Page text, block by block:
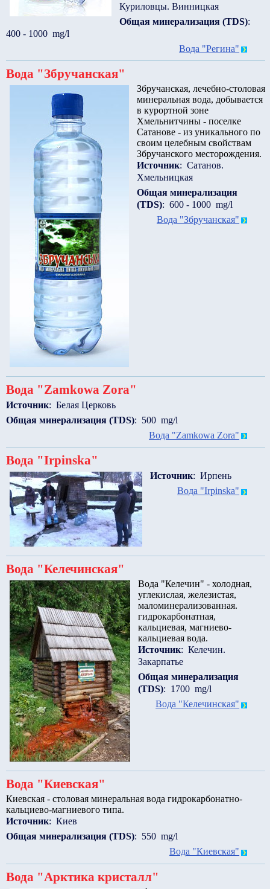
Куриловцы. Винницкая
Общая минерализация (TDS):
400 - 1000 mg/l
Вода "Регина"
Вода "Збручанская"
Збручанская, лечебно-столовая
минеральная вода, добывается
в курортной зоне
Хмельнитчины - поселке
Сатанове - из уникального по
своим целебным свойствам
Збручанского месторождения.
Источник: Сатанов.
Хмельницкая
Общая минерализация
(TDS): 600 - 1000 mg/l
Вода "Збручанская"
Вода "Zamkowa Zora"
Источник: Белая Церковь
Общая минерализация (TDS): 500 mg/l
Вода "Zamkowa Zora"
Вода "Irpinska"
Источник: Ирпень
Вода "Irpinska"
Вода "Келечинская"
Вода "Келечин" - холодная,
углекислая, железистая,
маломинерализованная.
гидрокарбонатная,
кальциевая, магниево-
кальциевая вода.
Источник: Келечин.
Закарпатье
Общая минерализация
(TDS): 1700 mg/l
Вода "Келечинская"
Вода "Киевская"
Киевская - столовая минеральная вода гидрокарбонатно-
кальциево-магниевого типа.
Источник: Киев
Общая минерализация (TDS): 550 mg/l
Вода "Киевская"
Вода "Арктика кристалл"